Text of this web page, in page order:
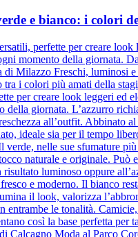
e bianco: i colori
perfette per creare look
momento della giornata.
di Milazzo Freschi, luminosi
tra i colori più amati della
per creare look leggeri ed
della giornata. L’azzurro
all’outfit. Abbinato
ideale sia per il tempo
verde, nelle sue sfumature
naturale e originale. Può
risultato luminoso oppure
e moderno. Il bianco
il look, valorizza
entrambe le tonalità.
così la base perfetta per
Calcagno Moda al Parco